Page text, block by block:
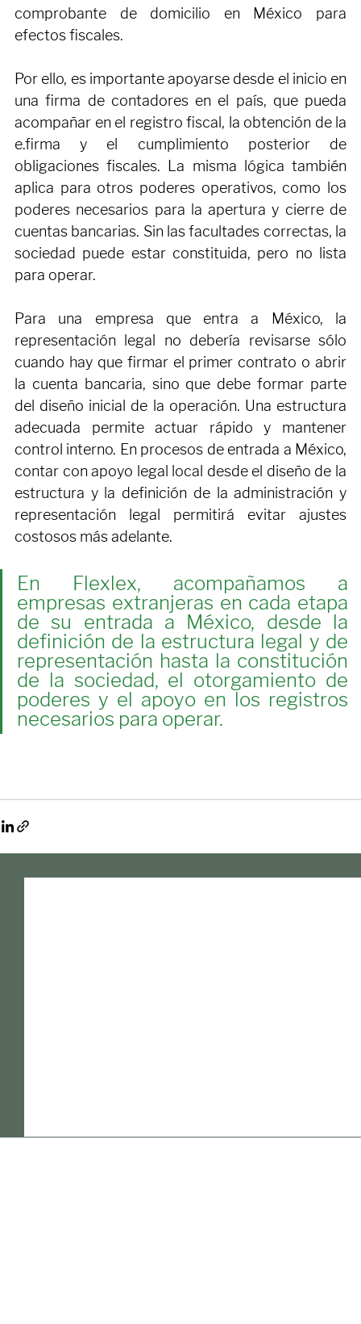
México, con facultades suficientes para actuar en
nombre de la sociedad ante el SAT; y (ii) un
efectos fiscales.
Por ello, es importante apoyarse desde el inicio en
una firma de contadores en el país, que pueda
acompañar en el registro fiscal, la obtención de la
e.firma y el cumplimiento posterior de
obligaciones fiscales. La misma lógica también
aplica para otros poderes operativos, como los
poderes necesarios para la apertura y cierre de
cuentas bancarias. Sin las facultades correctas, la
para operar.
Para una empresa que entra a México, la
representación legal no debería revisarse sólo
cuando hay que firmar el primer contrato o abrir
la cuenta bancaria, sino que debe formar parte
del diseño inicial de la operación. Una estructura
adecuada permite actuar rápido y mantener
control interno. En procesos de entrada a México,
contar con apoyo legal local desde el diseño de la
estructura y la definición de la administración y
costosos más adelante.
En Flexlex, acompañamos a
empresas extranjeras en cada etapa
de su entrada a México, desde la
definición de la estructura legal y de
representación hasta la constitución
de la sociedad, el otorgamiento de